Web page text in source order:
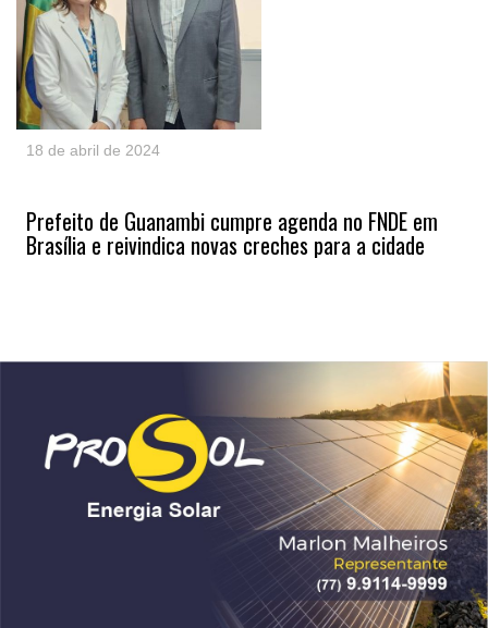
18 de abril de 2024
Prefeito de Guanambi cumpre agenda no FNDE em
Brasília e reivindica novas creches para a cidade